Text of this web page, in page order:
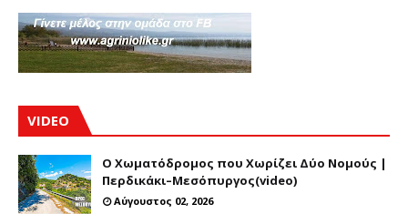
VIDEO
Ο Χωματόδρομος που Χωρίζει Δύο Νομούς |
Περδικάκι–Μεσόπυργος(video)
Αύγουστος 02, 2026